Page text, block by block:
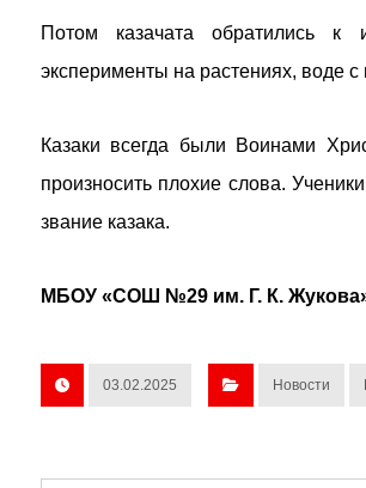
Потом казачата обратились к
эксперименты на растениях, воде
Казаки всегда были Воинами
произносить плохие слова.
звание казака.
МБОУ «СОШ №29 им. Г. К.
03.02.2025 Новости